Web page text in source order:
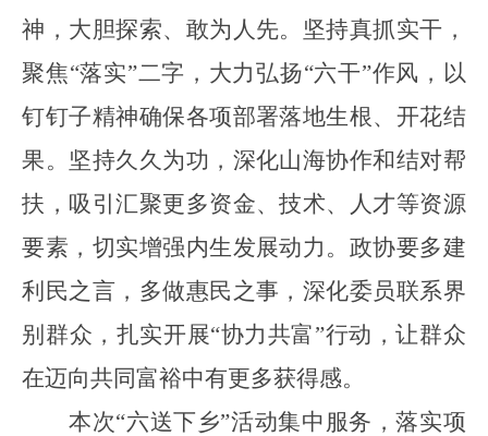
神，大胆探索、敢为人先。坚持真抓实干，
聚焦“落实”二字，大力弘扬“六干”作风，以
钉钉子精神确保各项部署落地生根、开花结
果。坚持久久为功，深化山海协作和结对帮
扶，吸引汇聚更多资金、技术、人才等资源
要素，切实增强内生发展动力。政协要多建
利民之言，多做惠民之事，深化委员联系界
别群众，扎实开展“协力共富”行动，让群众
在迈向共同富裕中有更多获得感。
本次“六送下乡”活动集中服务，落实项